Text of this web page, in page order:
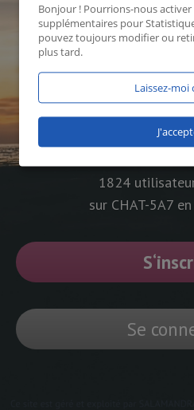
1824
sur CHAT-5A7
Se
Bonjour ! Pourrions-nous activer
supplémentaires pour
pouvez toujours modifier ou
plus tard.
Laissez-moi